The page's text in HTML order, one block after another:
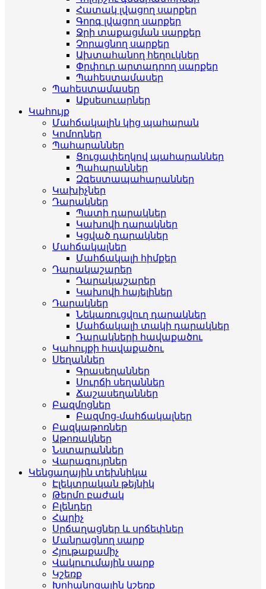
Հատակ լվացող սարքեր
Գորգ լվացող սարքեր
Ջրի տաքացման սարքեր
Չորացնող սարքեր
Ախտահանող հեղուկներ
Փրփուր արտադրող սարքեր
Պահեստամասեր
Պահեստամասեր
Աքսեսուարներ
Կահույք
Մահճակալին կից պահարան
Կոմոդներ
Պահարաններ
Ցուցափեղկով պահարաններ
Պահարաններ
Զգեստապահարաններ
Կախիչներ
Դարակներ
Պատի դարակներ
Կախովի դարակներ
Կցված դարակներ
Մահճակալներ
Մահճակալի հիմքեր
Դարակաշարեր
Դարակաշարեր
Կախովի հայելիներ
Դարակներ
Նեկառուցվուղ դարակներ
Մահճակալի տակի դարակներ
Դարակների հավաքածու
Կահույքի հավաքածու
Սեղաններ
Գրասեղաններ
Սուրճի սեղաններ
Ճաշասեղաններ
Բազմոցներ
Բազմոց-մահճակալներ
Բազկաթոռներ
Աթոռակներ
Նստարաններ
Վարագույրներ
Կենցաղային տեխնիկա
Էլեկտրական թեյնիկ
Թերմո բաժակ
Բլենդեր
Հարիչ
Սրճաղացներ և սրճեփներ
Մանրացնող սարք
Հյութաքամիչ
Վակուումային սարք
Կշեռք
Խոհանոցային կշեռք